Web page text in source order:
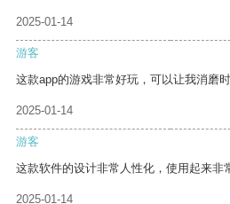
2025-01-14
游客
这款app的游戏非常好玩，可以让我消磨时
2025-01-14
游客
这款软件的设计非常人性化，使用起来非
2025-01-14